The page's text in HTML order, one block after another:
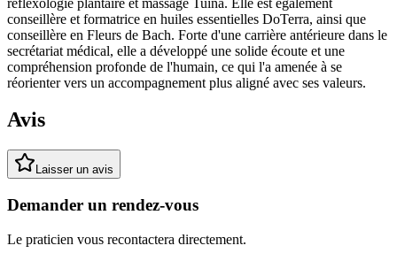
conseillère et formatrice en huiles essentielles DoTerra, ainsi que
conseillère en Fleurs de Bach. Forte d'une carrière antérieure dans le
secrétariat médical, elle a développé une solide écoute et une
compréhension profonde de l'humain, ce qui l'a amenée à se
réorienter vers un accompagnement plus aligné avec ses valeurs.
Avis
Laisser un avis
Demander un rendez-vous
Le praticien vous recontactera directement.